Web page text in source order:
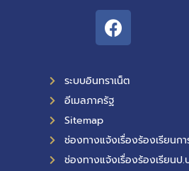
ระบบอินทราเน็ต
อีเมลภาครัฐ
Sitemap
ช่องทางแจ้งเรื่องร้องเรียนก
ช่องทางแจ้งเรื่องร้องเรียนป.